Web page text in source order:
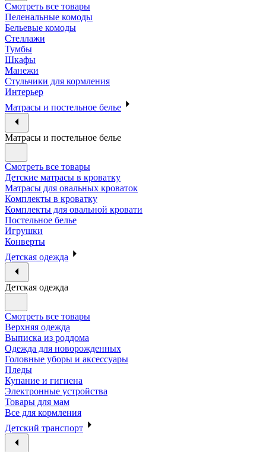
Смотреть все товары
Пеленальные комоды
Бельевые комоды
Стеллажи
Тумбы
Шкафы
Манежи
Стульчики для кормления
Интерьер
Матрасы и постельное белье
Матрасы и постельное белье
Смотреть все товары
Детские матрасы в кроватку
Матрасы для овальных кроваток
Комплекты в кроватку
Комплекты для овальной кровати
Постельное белье
Игрушки
Конверты
Детская одежда
Детская одежда
Смотреть все товары
Верхняя одежда
Выписка из роддома
Одежда для новорожденных
Головные уборы и аксессуары
Пледы
Купание и гигиена
Электронные устройства
Товары для мам
Все для кормления
Детский транспорт